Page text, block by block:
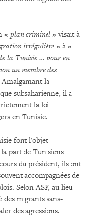
« plan criminel » visait à
irrégulière » à «
la Tunisie … pour en
un membre des
Amalgamant la
subsaharienne, il a
la loi
en Tunisie.
font l'objet
la part de Tunisiens
du président, ils ont
accompagnées de
Selon ASF, au lieu
des migrants sans-
des agressions.